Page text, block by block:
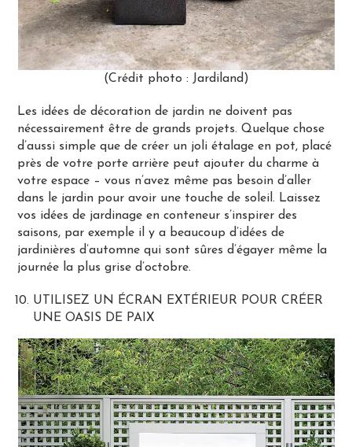
(Crédit photo : Jardiland)
Les idées de décoration de jardin ne doivent pas
nécessairement être de grands projets. Quelque chose
d’aussi simple que de créer un joli étalage en pot, placé
près de votre porte arrière peut ajouter du charme à
votre espace – vous n’avez même pas besoin d’aller
dans le jardin pour avoir une touche de soleil. Laissez
vos idées de jardinage en conteneur s’inspirer des
saisons, par exemple il y a beaucoup d’idées de
jardinières d’automne qui sont sûres d’égayer même la
journée la plus grise d’octobre.
UTILISEZ UN ÉCRAN EXTÉRIEUR POUR CRÉER
UNE OASIS DE PAIX